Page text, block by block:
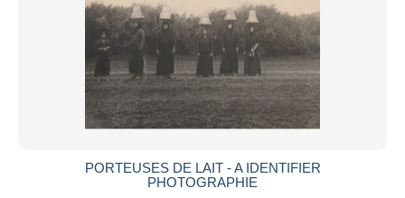
PORTEUSES DE LAIT - A IDENTIFIER
PHOTOGRAPHIE